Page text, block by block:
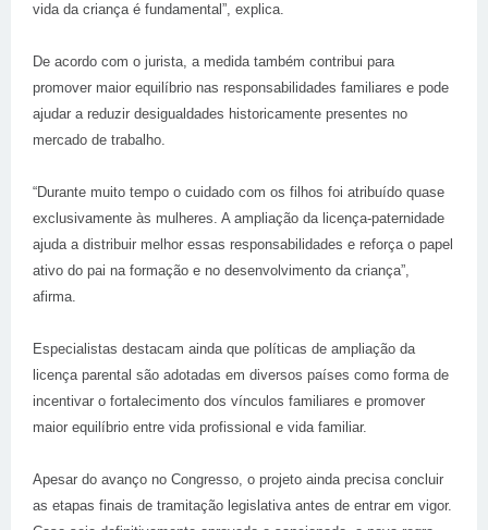
vida da criança é fundamental”, explica.
De acordo com o jurista, a medida também contribui para
promover maior equilíbrio nas responsabilidades familiares e pode
ajudar a reduzir desigualdades historicamente presentes no
mercado de trabalho.
“Durante muito tempo o cuidado com os filhos foi atribuído quase
exclusivamente às mulheres. A ampliação da licença-paternidade
ajuda a distribuir melhor essas responsabilidades e reforça o papel
ativo do pai na formação e no desenvolvimento da criança”,
afirma.
Especialistas destacam ainda que políticas de ampliação da
licença parental são adotadas em diversos países como forma de
incentivar o fortalecimento dos vínculos familiares e promover
maior equilíbrio entre vida profissional e vida familiar.
Apesar do avanço no Congresso, o projeto ainda precisa concluir
as etapas finais de tramitação legislativa antes de entrar em vigor.